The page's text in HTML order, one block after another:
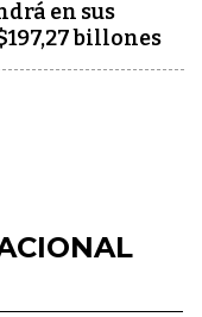
en sus
billones